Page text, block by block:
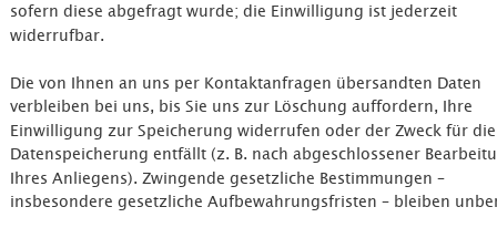
sofern diese abgefragt wurde; die Einwilligung ist jederzeit
widerrufbar.
Die von Ihnen an uns per Kontaktanfragen übersandten Daten
verbleiben bei uns, bis Sie uns zur Löschung auffordern, Ihre
Einwilligung zur Speicherung widerrufen oder der Zweck für
Datenspeicherung entfällt (z. B. nach abgeschlossener
Ihres Anliegens). Zwingende gesetzliche Bestimmungen –
insbesondere gesetzliche Aufbewahrungsfristen – bleiben